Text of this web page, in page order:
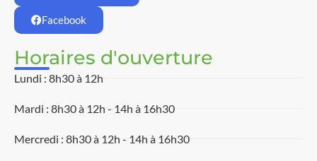
Facebook
Horaires d'ouverture
Lundi : 8h30 à 12h
Mardi : 8h30 à 12h - 14h à 16h30
Mercredi : 8h30 à 12h - 14h à 16h30